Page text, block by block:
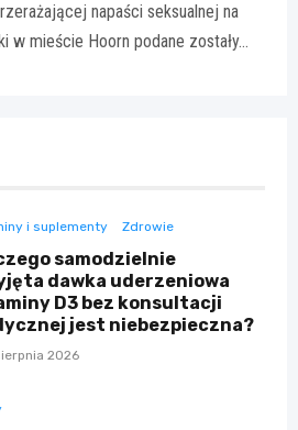
napaści seksualnej na
w mieście Hoorn podane zostały…
i suplementy Zdrowie
samodzielnie
dawka uderzeniowa
D3 bez konsultacji
jest niebezpieczna?
2026